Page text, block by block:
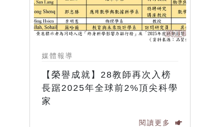
媒體報導
【榮譽成就】28教師再次入榜
長踞2025年全球前2%頂尖科學
家
閱讀更多